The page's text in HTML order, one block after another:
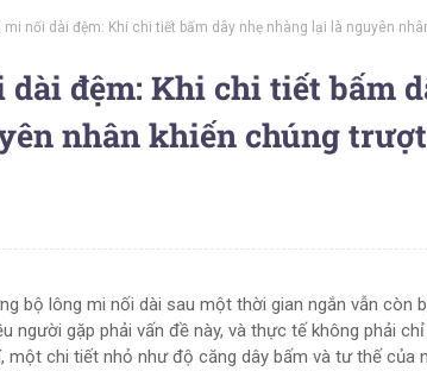
mi nối dài đệm: Khi chi tiết bấm dây nhẹ nhàng lại là nguyên
dài đệm: Khi chi tiết bấm
nhân khiến chúng
bộ lông mi nối dài sau một thời gian ngắn vẫn còn
người gặp phải vấn đề này, và thực tế không phải
một chi tiết nhỏ như độ căng dây bấm và tư thế của